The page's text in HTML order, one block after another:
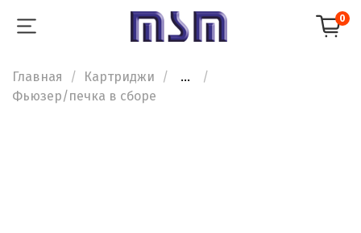
0
Главная Картриджи
...
Фьюзер/печка в сборе